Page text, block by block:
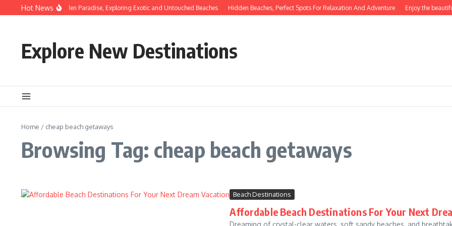
Skip to content
Hot News
Discovering Hidden Paradise, Exploring Exotic and Untouched Beaches Hidden Beaches, Perfect Spots For Relaxation And Adventure Enjoy the
Explore New Destinations
Home / cheap beach getaways
Browsing Tag: cheap beach getaways
Beach Destinations
Affordable Beach Destinations For Your Next
Dreaming of crystal-clear waters, soft sandy beaches, and